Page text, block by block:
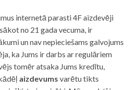
internetā parasti 4F aizdevēji
no 21 gada vecuma, ir
un nav nepieciešams galvojums
ka Jums ir darbs ar regulāriem
tomēr atsaka Jums kredītu,
aizdevums varētu tikts